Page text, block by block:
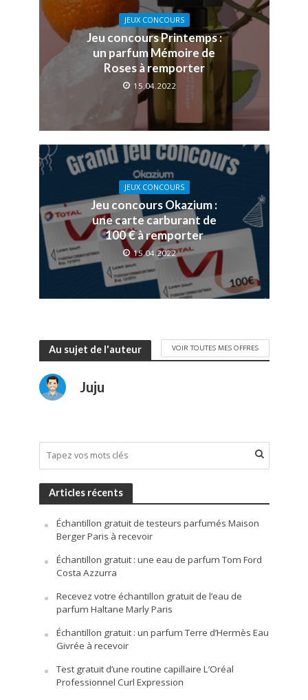
JEUX CONCOURS
Jeu concours Printemps :
un parfum Mémoire de
Roses à remporter
15.04.2022
JEUX CONCOURS
Jeu concours Okazium :
une carte carburant de
100 € à remporter
15.04.2022
Au sujet de l'auteur VOIR TOUTES MES OFFRES
Juju
Articles récents
Échantillon gratuit de testeurs parfumés Maison
Berger Paris à recevoir
Échantillon gratuit : une eau de parfum Tom Ford
Costa Azzurra
Recevez votre échantillon gratuit de l’eau de
parfum Haltane Marly Paris
Échantillon gratuit : un parfum Terre d’Hermès Eau
Givrée à recevoir
Test gratuit d’une routine capillaire L’Oréal
Professionnel Curl Expression